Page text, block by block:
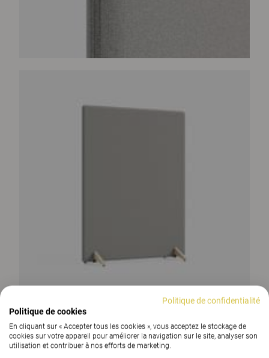
Politique de confidentialité
Politique de cookies
En cliquant sur « Accepter tous les cookies », vous acceptez le stockage de
cookies sur votre appareil pour améliorer la navigation sur le site, analyser son
utilisation et contribuer à nos efforts de marketing.